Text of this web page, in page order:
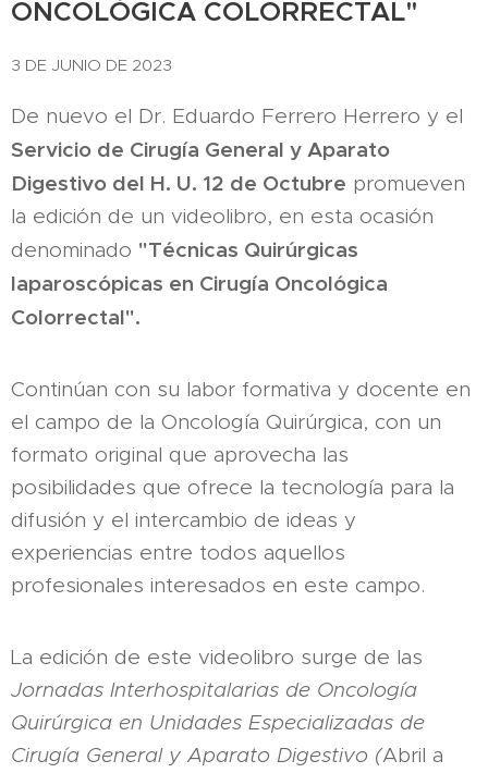
ONCOLÓGICA COLORRECTAL"
3 DE JUNIO DE 2023
De nuevo el Dr. Eduardo Ferrero Herrero y el
Servicio de Cirugía General y Aparato
Digestivo del H. U. 12 de Octubre promueven
la edición de un videolibro, en esta ocasión
denominado "Técnicas Quirúrgicas
laparoscópicas en Cirugía Oncológica
Colorrectal".
Continúan con su labor formativa y docente en
el campo de la Oncología Quirúrgica, con un
formato original que aprovecha las
posibilidades que ofrece la tecnología para la
difusión y el intercambio de ideas y
experiencias entre todos aquellos
profesionales interesados en este campo.
La edición de este videolibro surge de las
Jornadas Interhospitalarias de Oncología
Quirúrgica en Unidades Especializadas de
Cirugía General y Aparato Digestivo (Abril a